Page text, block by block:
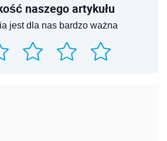
naszego artykułu
jest dla nas bardzo ważna